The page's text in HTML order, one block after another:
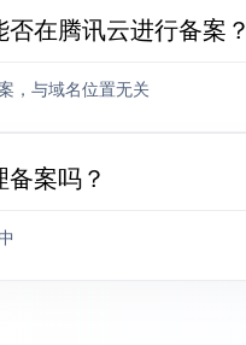
在腾讯云进行备案？
，与域名位置无关
案吗？